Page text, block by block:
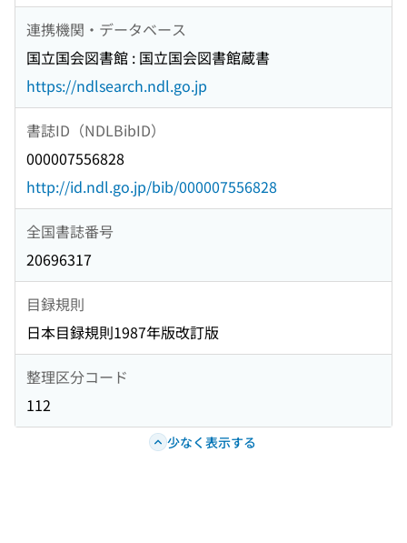
連携機関・データベース
国立国会図書館 : 国立国会図書館蔵書
https://ndlsearch.ndl.go.jp
書誌ID（NDLBibID）
000007556828
http://id.ndl.go.jp/bib/000007556828
全国書誌番号
20696317
目録規則
日本目録規則1987年版改訂版
整理区分コード
112
少なく表示する